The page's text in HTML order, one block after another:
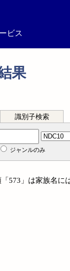
ビス
果
識別子検索
ジャンルのみ
573」は家族名に